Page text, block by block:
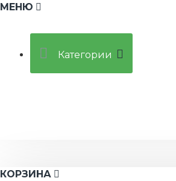
МЕНЮ
Категории
КОРЗИНА